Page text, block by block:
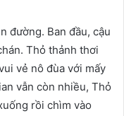
đường. Ban đầu, cậu
Thỏ thảnh thơi
vẻ nô đùa với mấy
vẫn còn nhiều, Thỏ
rồi chìm vào